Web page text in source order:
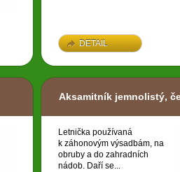
DETAIL
Aksamitník jemnolistý,
Letnička používaná
k záhonovým výsadbám, na
obruby a do zahradních
nádob. Daří se...